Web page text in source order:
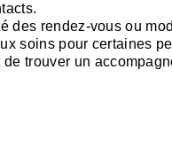
des rendez-vous ou
soins pour certaines
trouver un